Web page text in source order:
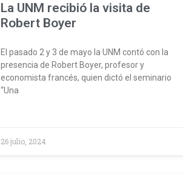
La UNM recibió la visita de
Robert Boyer
El pasado 2 y 3 de mayo la UNM contó con la
presencia de Robert Boyer, profesor y
economista francés, quien dictó el seminario
“Una
26 julio, 2024